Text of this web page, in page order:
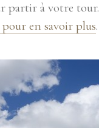
partir à votre tour.
en savoir plus.